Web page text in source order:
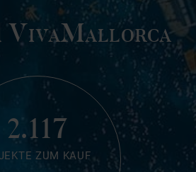
VivaMallorca
2.117
ZUM KAUF